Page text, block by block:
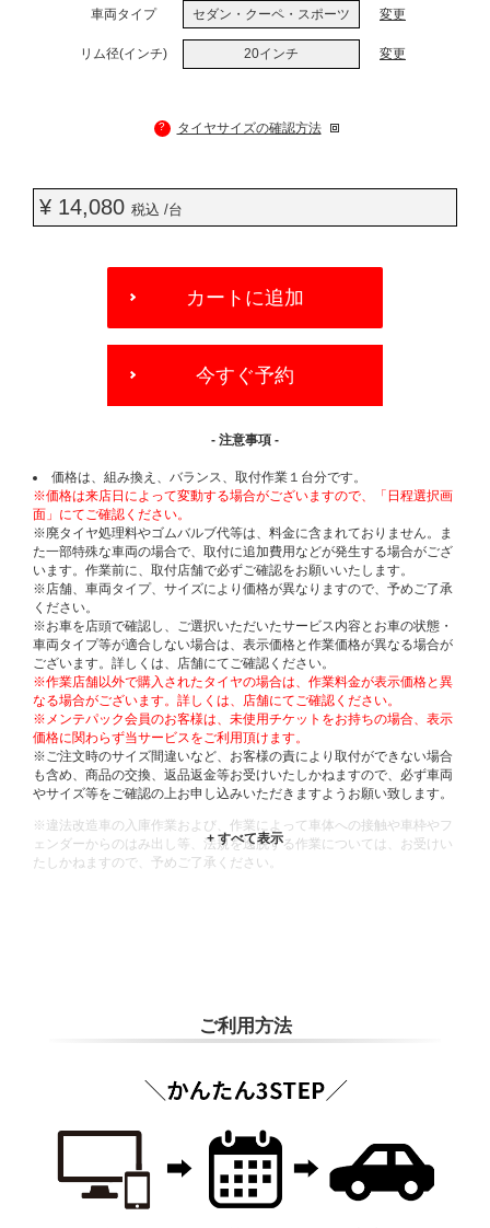
車両タイプ セダン・クーペ・スポーツ 変更
リム径(インチ) 20インチ 変更
? タイヤサイズの確認方法
¥ 14,080 税込 /台
OPTIONS
カートに追加
今すぐ予約
- 注意事項 -
価格は、組み換え、バランス、取付作業１台分です。
※価格は来店日によって変動する場合がございますので、「日程選択画
面」にてご確認ください。
※廃タイヤ処理料やゴムバルブ代等は、料金に含まれておりません。ま
た一部特殊な車両の場合で、取付に追加費用などが発生する場合がござ
います。作業前に、取付店舗で必ずご確認をお願いいたします。
※店舗、車両タイプ、サイズにより価格が異なりますので、予めご了承
ください。
※お車を店頭で確認し、ご選択いただいたサービス内容とお車の状態・
車両タイプ等が適合しない場合は、表示価格と作業価格が異なる場合が
ございます。詳しくは、店舗にてご確認ください。
※作業店舗以外で購入されたタイヤの場合は、作業料金が表示価格と異
なる場合がございます。詳しくは、店舗にてご確認ください。
※メンテパック会員のお客様は、未使用チケットをお持ちの場合、表示
価格に関わらず当サービスをご利用頂けます。
※ご注文時のサイズ間違いなど、お客様の責により取付ができない場合
も含め、商品の交換、返品返金等お受けいたしかねますので、必ず車両
やサイズ等をご確認の上お申し込みいただきますようお願い致します。
※違法改造車の入庫作業および、作業によって車体への接触や車枠やフ
ェンダーからのはみ出し等、法規を逸脱する作業については、お受けい
たしかねますので、予めご了承ください。
ご利用方法